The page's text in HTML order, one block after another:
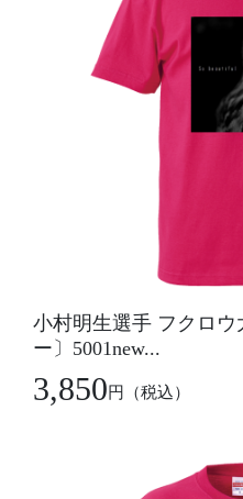
小村明生選手 フクロ
ー〕5001new...
3,850円 （税込）